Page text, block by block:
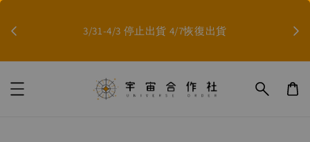
3/31-4/3 停止出貨 4/7恢復出貨